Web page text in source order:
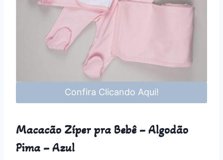
Confira Clicando Aqui!
Macacão Zíper pra Bebê – Algodão
Pima – Azul